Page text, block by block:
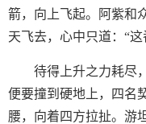
箭，向上飞起。阿紫和
天飞去，心中只道：“
待得上升之力耗尽
便要撞到硬地上，四名
腰，向着四方拉扯。游